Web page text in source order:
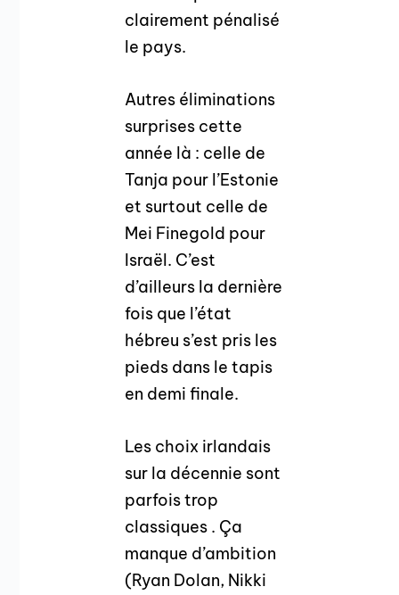
clairement pénalisé
le pays.
Autres éliminations
surprises cette
année là : celle de
Tanja pour l’Estonie
et surtout celle de
Mei Finegold pour
Israël. C’est
d’ailleurs la dernière
fois que l’état
hébreu s’est pris les
pieds dans le tapis
en demi finale.
Les choix irlandais
sur la décennie sont
parfois trop
classiques . Ça
manque d’ambition
(Ryan Dolan, Nikki